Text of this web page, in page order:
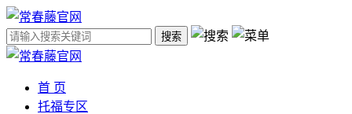
搜索
首 页
托福专区